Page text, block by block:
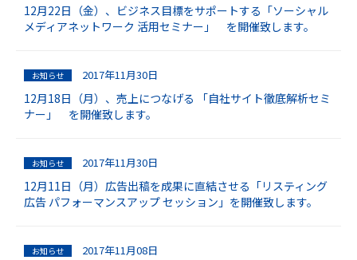
12月22日（金）、ビジネス目標をサポートする「ソーシャル
メディアネットワーク 活用セミナー」 を開催致します。
お知らせ 2017年11月30日
12月18日（月）、売上につなげる 「自社サイト徹底解析セミ
ナー」 を開催致します。
お知らせ 2017年11月30日
12月11日（月）広告出稿を成果に直結させる「リスティング
広告 パフォーマンスアップ セッション」を開催致します。
お知らせ 2017年11月08日